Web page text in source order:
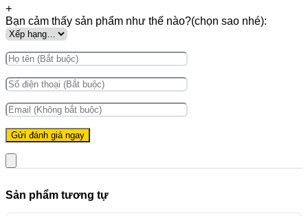
+
Bạn cảm thấy sản phẩm như thế nào?(chọn sao nhé):
Sản phẩm tương tự